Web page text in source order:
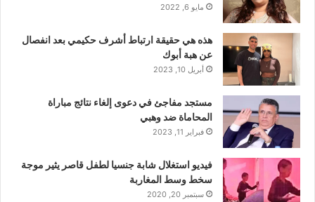
مايو 6, 2022
هذه هي حقيقة ارتباط أشرف حكيمي بعد انفصال
عن هبة أبوك
أبريل 10, 2023
مستجد مفاجئ في دعوى إلغاء نتائج مباراة
المحاماة ضد وهبي
فبراير 11, 2023
فيديو استغلال شابة جنسيا لطفل قاصر يثير موجة
سخط وسط المغاربة
سبتمبر 20, 2020